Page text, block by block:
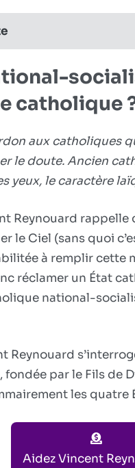
catholique
aux catholiques
le doute. Ancien
yeux, le caractère
Reynouard rappelle
le Ciel (sans quoi
à remplir
réclamer un État
national-
Reynouard
par le Fils de
les quatre
Aidez Vincent